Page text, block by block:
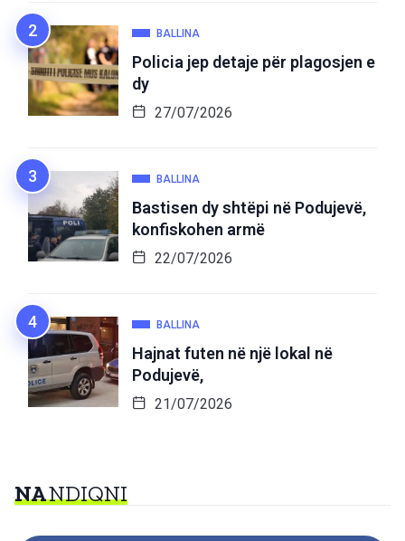
BALLINA
Policia jep detaje për plagosjen e
dy
27/07/2026
BALLINA
Bastisen dy shtëpi në Podujevë,
konfiskohen armë
22/07/2026
BALLINA
Hajnat futen në një lokal në
Podujevë,
21/07/2026
NANDIQNI